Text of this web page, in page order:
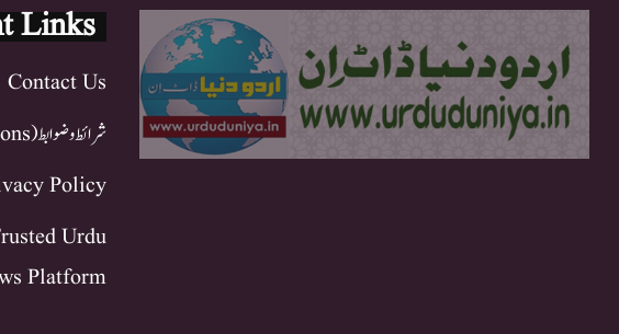
Links
Contact Us
شرائط و ضوابط (Terms & Conditions)
Policy
Urdu
Platform